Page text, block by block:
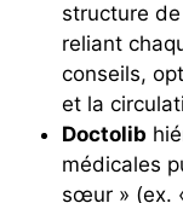
structure
reliant
conseils,
et la
Doctolib
médicales
sœur » (ex.